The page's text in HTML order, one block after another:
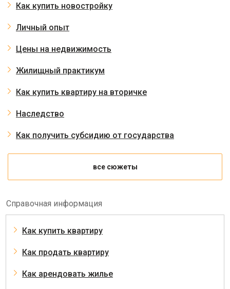
Как купить новостройку
Личный опыт
Цены на недвижимость
Жилищный практикум
Как купить квартиру на вторичке
Наследство
Как получить субсидию от государства
все сюжеты
Справочная информация
Как купить квартиру
Как продать квартиру
Как арендовать жилье